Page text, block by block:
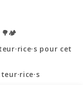
🌳🏕️
pour cet